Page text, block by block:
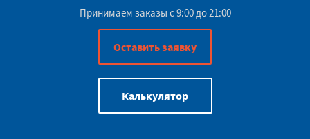
Принимаем заказы с 9:00 до 21:00
Оставить заявку
Калькулятор